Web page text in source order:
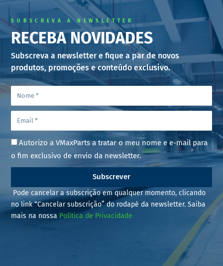
SUBSCREVA A NEWSLETTER
RECEBA NOVIDADES
Subscreva a newsletter e fique a par de novos
produtos, promoções e conteúdo exclusivo.
Autorizo a VMaxParts a tratar o meu nome e e-mail para
o fim exclusivo de envio da newsletter.
Subscrever
Pode cancelar a subscrição em qualquer momento, clicando
no link “Cancelar subscrição” do rodapé da newsletter. Saiba
mais na nossa Política de Privacidade